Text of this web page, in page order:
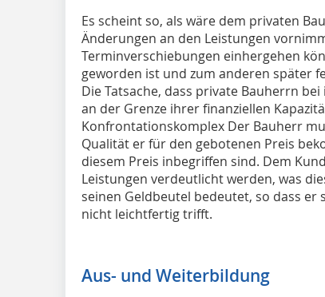
Es scheint so, als wäre dem privaten
Änderungen an den Leistungen
Terminverschiebungen einhergehen
geworden ist und zum anderen später
Die Tatsache, dass private Bauherrn
an der Grenze ihrer finanziellen
Konfrontationskomplex Der Bauherr
Qualität er für den gebotenen Preis
diesem Preis inbegriffen sind. Dem
Leistungen verdeutlicht werden, was
seinen Geldbeutel bedeutet, so dass
nicht leichtfertig trifft.
Aus- und Weiterbildung